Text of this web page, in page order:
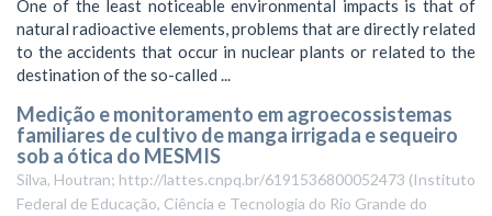
One of the least noticeable environmental impacts is that of
natural radioactive elements, problems that are directly related
to the accidents that occur in nuclear plants or related to the
destination of the so-called ...
Medição e monitoramento em agroecossistemas
familiares de cultivo de manga irrigada e sequeiro
sob a ótica do MESMIS
Silva, Houtran; http://lattes.cnpq.br/6191536800052473 (Instituto
Federal de Educação, Ciência e Tecnologia do Rio Grande do